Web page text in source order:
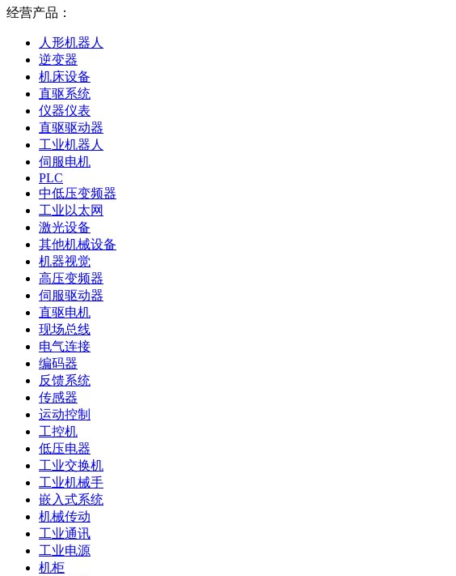
经营产品：
人形机器人
逆变器
机床设备
直驱系统
仪器仪表
直驱驱动器
工业机器人
伺服电机
PLC
中低压变频器
工业以太网
激光设备
其他机械设备
机器视觉
高压变频器
伺服驱动器
直驱电机
现场总线
电气连接
编码器
反馈系统
传感器
运动控制
工控机
低压电器
工业交换机
工业机械手
嵌入式系统
机械传动
工业通讯
工业电源
机柜